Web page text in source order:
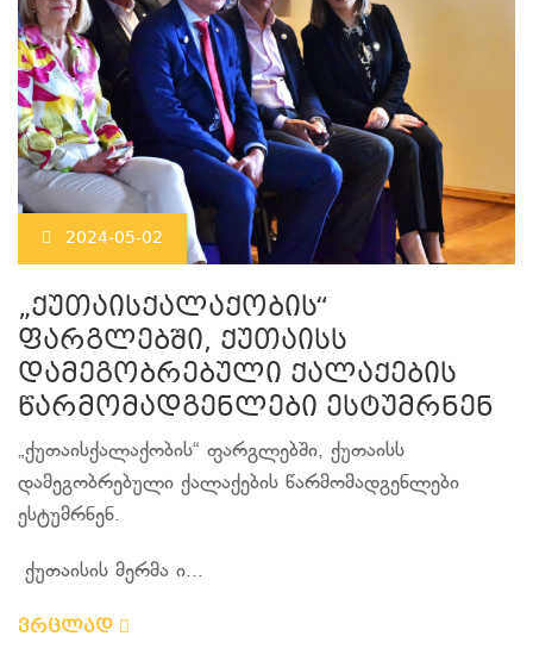
2024-05-02
„ქუთაისქალაქობის“
ფარგლებში, ქუთაისს
დამეგობრებული ქალაქების
წარმომადგენლები ესტუმრნენ
„ქუთაისქალაქობის“ ფარგლებში, ქუთაისს
დამეგობრებული ქალაქების წარმომადგენლები
ესტუმრნენ.
ქუთაისის მერმა ი...
ვრცლად